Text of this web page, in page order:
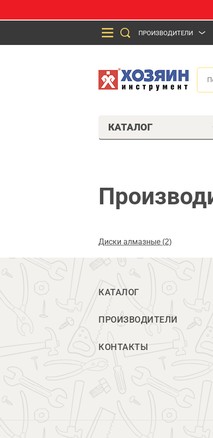
ПРОИЗВОДИТЕЛИ
КАТАЛОГ
Диски алмазные (2)
КАТАЛОГ
ПРОИЗВОДИТЕЛИ
КОНТАКТЫ